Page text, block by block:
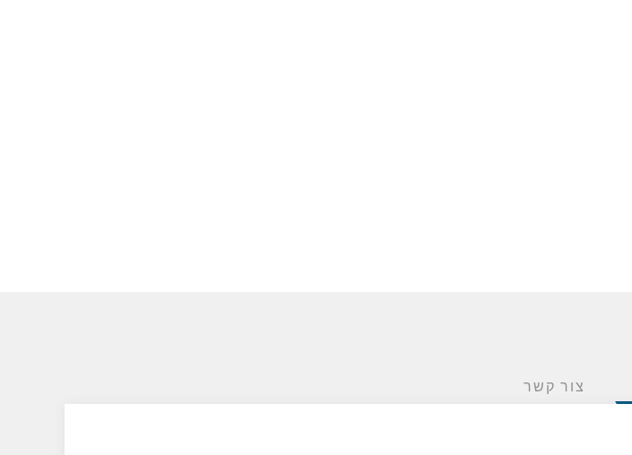
צור קשר